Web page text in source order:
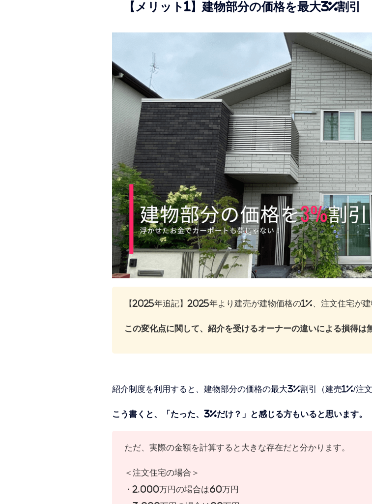
【メリット1】建物部分の価格を最大3%割引
【2025年追記】2025年より建売が建物価格の1%、注文住宅が
この変化点に関して、紹介を受けるオーナーの違いによる損得は
紹介制度を利用すると、建物部分の価格の最大3%割引（建売1%/注
こう書くと、「たった、3%だけ？」と感じる方もいると思います。
ただ、実際の金額を計算すると大きな存在だと分かります。
＜注文住宅の場合＞
・2,000万円の場合は60万円